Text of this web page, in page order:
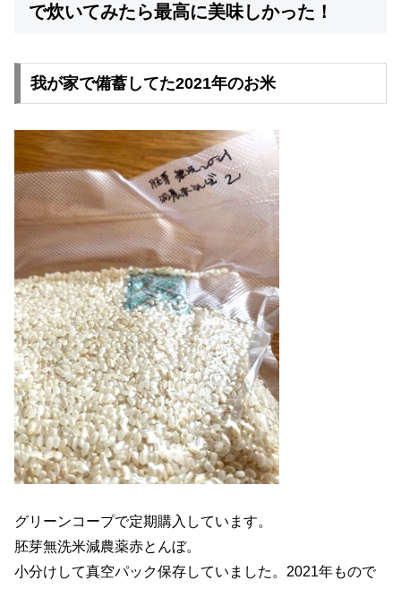
で炊いてみたら最高に美味しかった！
我が家で備蓄してた2021年のお米
グリーンコープで定期購入しています。
胚芽無洗米減農薬赤とんぼ。
小分けして真空パック保存していました。2021年もので